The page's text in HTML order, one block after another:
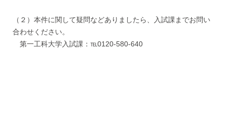
（２）本件に関して疑問などありましたら、入試課までお問い
合わせください。
第一工科大学入試課：℡0120-580-640